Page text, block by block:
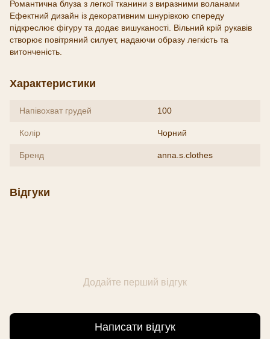
Романтична блуза з легкої тканини з виразними воланами
Ефектний дизайн із декоративним шнурівкою спереду
підкреслює фігуру та додає вишуканості. Вільний крій рукавів
створює повітряний силует, надаючи образу легкість та
витонченість.
Характеристики
Напівохват грудей 100
Колір Чорний
Бренд anna.s.clothes
Відгуки
Додайте перший відгук
Написати відгук